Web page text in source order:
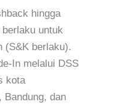
hingga
untuk
(S&K berlaku).
In melalui DSS
kota
Bandung, dan